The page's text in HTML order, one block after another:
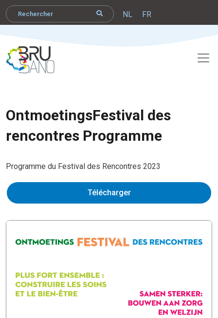
NL FR
OntmoetingsFestival des
rencontres Programme
Programme du Festival des Rencontres 2023
Télécharger